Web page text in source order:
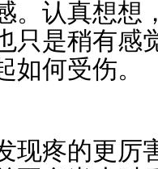
。认真想想
只是稍有感
如何受伤。
现疼的更厉